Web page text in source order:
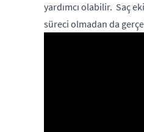
yardımcı olabilir. Saç
süreci olmadan da